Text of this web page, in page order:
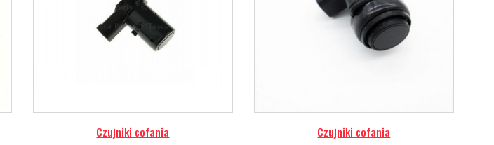
Czujniki cofania
Czujniki cofania